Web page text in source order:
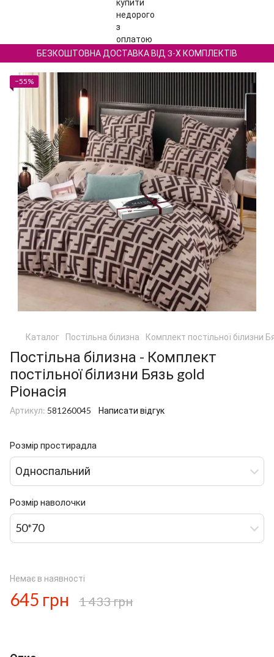
БЕЗКОШТОВНА ДОСТАВКА ВІД 3-Х КОМПЛЕКТІВ
−55%
Каталог Постільна білизна Комплект постільної білизни
Постільна білизна - Комплект
постільної білизни Бязь gold
Ріонасія
Артикул: 581260045 Написати відгук
Розмір простирадла
Односпальний
Розмір наволочки
50*70
Немає в наявності
645 грн 1 433 грн